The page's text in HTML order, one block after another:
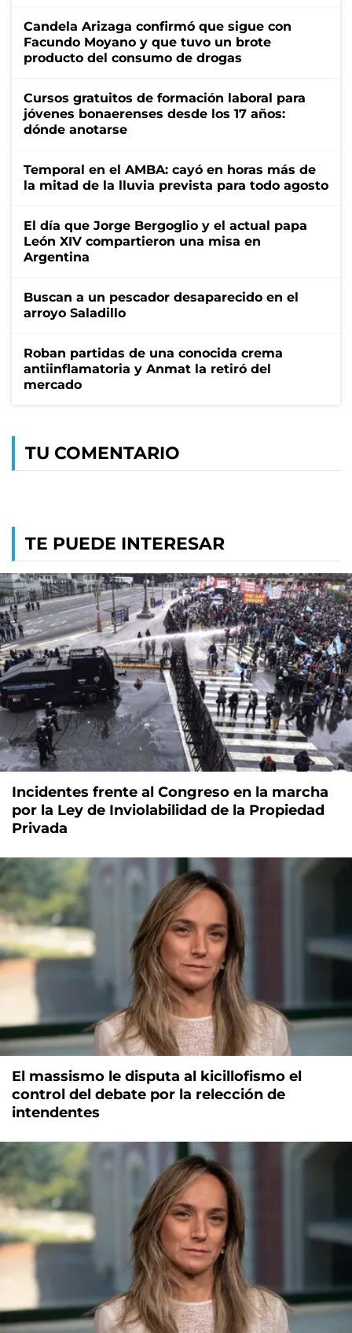
Candela Arizaga confirmó que sigue con
Facundo Moyano y que tuvo un brote
producto del consumo de drogas
Cursos gratuitos de formación laboral para
jóvenes bonaerenses desde los 17 años:
dónde anotarse
Temporal en el AMBA: cayó en horas más de
la mitad de la lluvia prevista para todo agosto
El día que Jorge Bergoglio y el actual papa
León XIV compartieron una misa en
Argentina
Buscan a un pescador desaparecido en el
arroyo Saladillo
Roban partidas de una conocida crema
antiinflamatoria y Anmat la retiró del
mercado
TU COMENTARIO
TE PUEDE INTERESAR
Incidentes frente al Congreso en la marcha
por la Ley de Inviolabilidad de la Propiedad
Privada
El massismo le disputa al kicillofismo el
control del debate por la relección de
intendentes